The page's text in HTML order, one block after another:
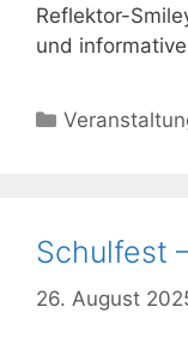
Reflektor-
und
Kategorien
Schulfest
26. August